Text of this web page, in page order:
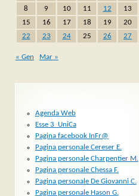
8
9 10 11 12 13
15
16 17 18 19 20
22
23 24 25 26 27
« Gen Mar »
Agenda Web
Esse 3_UniCa
Pagina facebook InFr@
Pagina personale Cereser E.
Pagina personale Charpentier M.
Pagina personale Chessa F.
Pagina personale De Giovanni C.
Pagina personale Hason G.